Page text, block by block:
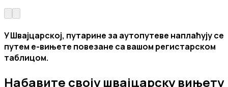
У Швајцарској, путарине за аутопутеве наплаћују се
путем е-вињете повезане са вашом регистарском
таблицом.
Набавите своју швајцарску вињету